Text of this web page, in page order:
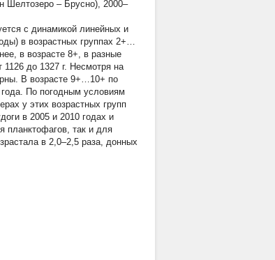
Шелтозеро – Брусно), 2000–
с динамикой линейных и
в возрастных группах 2+…
в возрасте 8+, в разные
до 1327 г. Несмотря на
В возрасте 9+…10+ по
По погодным условиям
у этих возрастных групп
в 2005 и 2010 годах и
планктофагов, так и для
в 2,0–2,5 раза, донных